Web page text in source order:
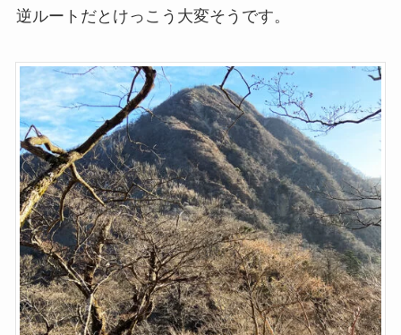
逆ルートだとけっこう大変そうです。